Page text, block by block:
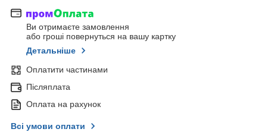
Ви отримаєте замовлення
або гроші повернуться на вашу картку
Детальніше
Оплатити частинами
Післяплата
Оплата на рахунок
Всі умови оплати